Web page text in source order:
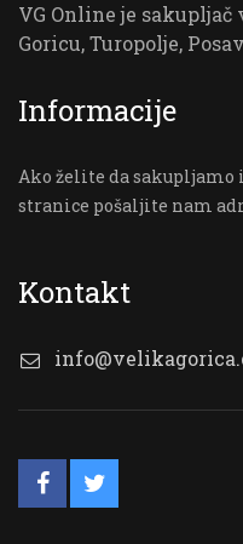
VG Online je
Goricu, Turopolje,
Informacije
Ako želite da sakupljamo
stranice pošaljite nam
Kontakt